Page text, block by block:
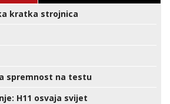
kratka strojnica
spremnost na testu
H11 osvaja svijet